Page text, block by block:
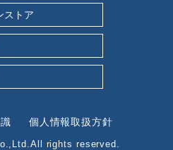
ストア
個人情報取扱方針
rights reserved.